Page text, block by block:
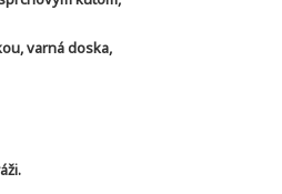
varná doska,